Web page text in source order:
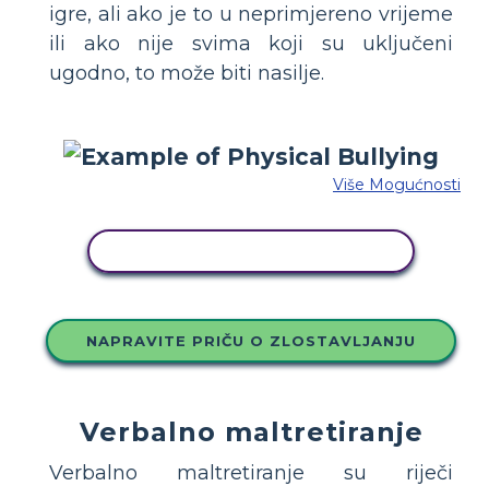
igre, ali ako je to u neprimjereno vrijeme
ili ako nije svima koji su uključeni
ugodno, to može biti nasilje.
Više Mogućnosti
NAPRAVITE PRIČU O ZLOSTAVLJANJU
Verbalno maltretiranje
Verbalno maltretiranje su riječi